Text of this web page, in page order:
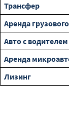
Трансфер
Аренда
Авто с водителем
Аренда
Лизинг